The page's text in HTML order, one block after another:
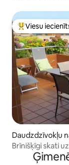
Populārs viesu
Viesu
Daudzdzīvokļu
Brīnišķīgi skati